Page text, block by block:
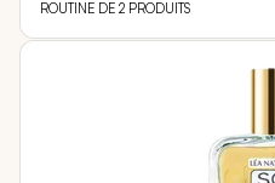
ROUTINE DE 2 PRODUITS